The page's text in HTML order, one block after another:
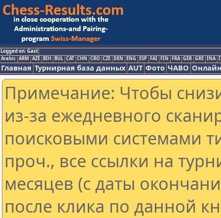
Logged on: Gast
Arabic ARM AZE BIH BUL CAT CHN CRO CZE DEN ENG ESP FAI FIN FRA GER GRE INA
Главная Турнирная база данных AUT Фото ЧАВО
Примечание: Чтобы
из-за ежедневного
поисковыми системами
проч., все ссылки на
месяцев (с даты
после клика по данной